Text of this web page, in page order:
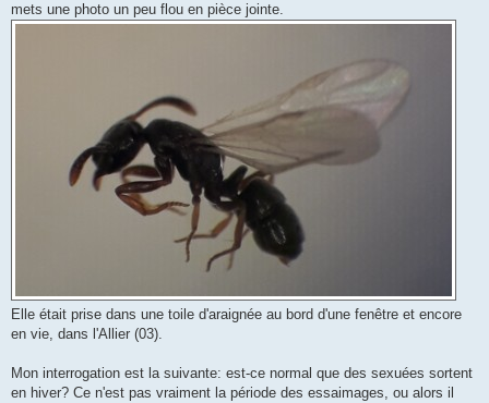
mets une photo un peu flou en pièce jointe.
Elle était prise dans une toile d'araignée au bord d'une fenêtre et encore
en vie, dans l'Allier (03).
Mon interrogation est la suivante: est-ce normal que des sexuées sortent
en hiver? Ce n'est pas vraiment la période des essaimages, ou alors il